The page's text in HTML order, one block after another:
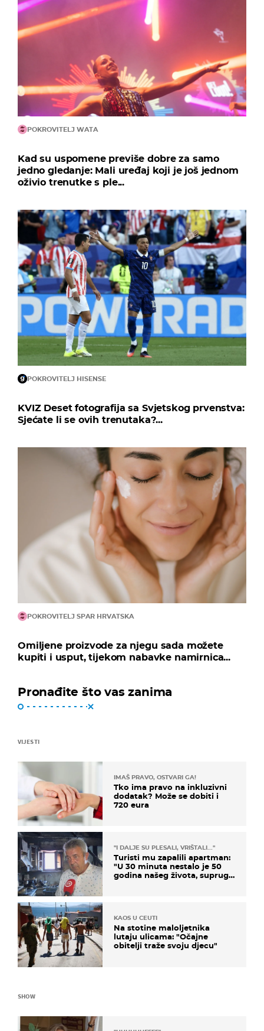
POKROVITELJ WATA
Kad su uspomene previše dobre za samo
jedno gledanje: Mali uređaj koji je još jednom
oživio trenutke s ple...
POKROVITELJ HISENSE
KVIZ Deset fotografija sa Svjetskog prvenstva:
Sjećate li se ovih trenutaka?...
POKROVITELJ SPAR HRVATSKA
Omiljene proizvode za njegu sada možete
kupiti i usput, tijekom nabavke namirnica...
Pronađite što vas zanima
VIJESTI
IMAŠ PRAVO, OSTVARI GA!
Tko ima pravo na inkluzivni
dodatak? Može se dobiti i
720 eura
"I DALJE SU PLESALI, VRIŠTALI..."
Turisti mu zapalili apartman:
"U 30 minuta nestalo je 50
godina našeg života, supruga
KAOS U CEUTI
Na stotine maloljetnika
lutaju ulicama: "Očajne
obitelji traže svoju djecu"
SHOW